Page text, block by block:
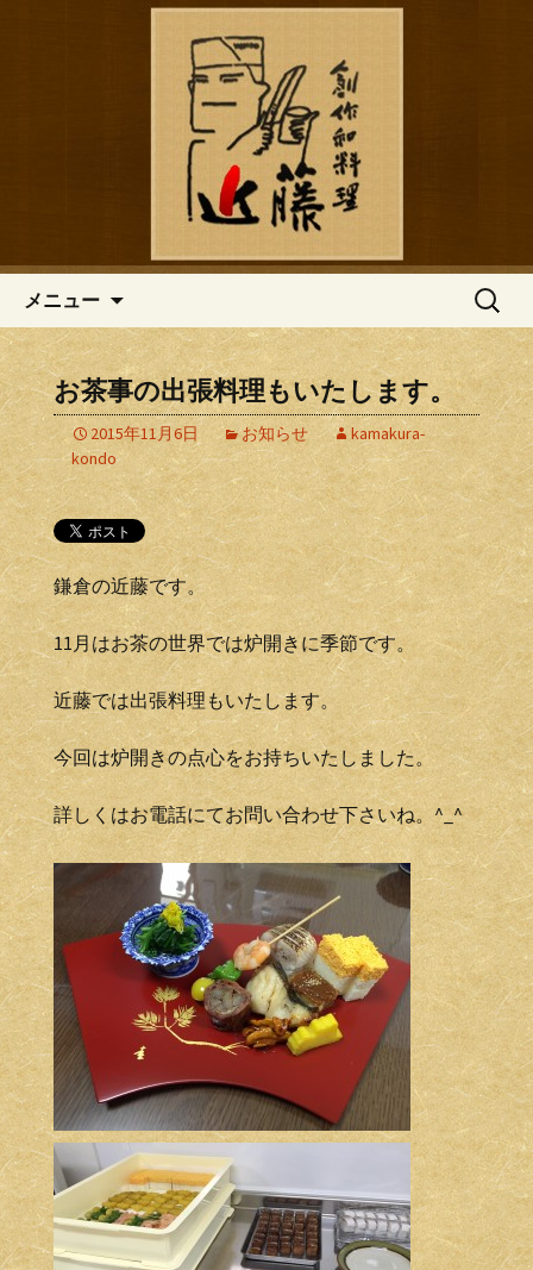
鎌倉の創作和食「近藤」のブロ
鎌倉の創作和食「近藤」のブログ
メニュー
検
お茶事の出張料理もいたします。
2015年11月6日 お知らせ
kamakura-
kondo
鎌倉の近藤です。
11月はお茶の世界では炉開きに季節です。
近藤では出張料理もいたします。
今回は炉開きの点心をお持ちいたしました。
詳しくはお電話にてお問い合わせ下さいね。^_^